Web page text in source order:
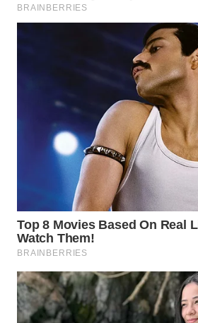
WN
BOGOR
WN
TAPANULI
UTARA
WN
SAMOSIR